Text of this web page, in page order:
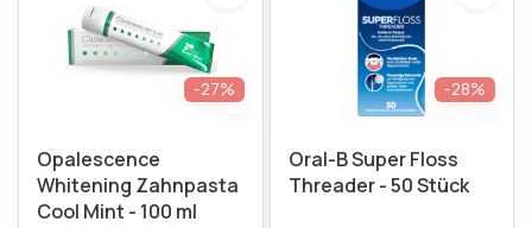
-27%
Opalescence
Whitening Zahnpasta
Cool Mint - 100 ml
-28%
Oral-B Super Floss
Threader - 50 Stück